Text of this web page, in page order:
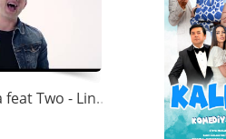
Shahzoda feat Two - Linda